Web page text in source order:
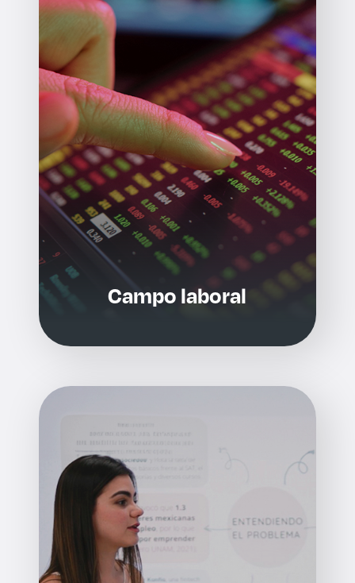
Campo laboral